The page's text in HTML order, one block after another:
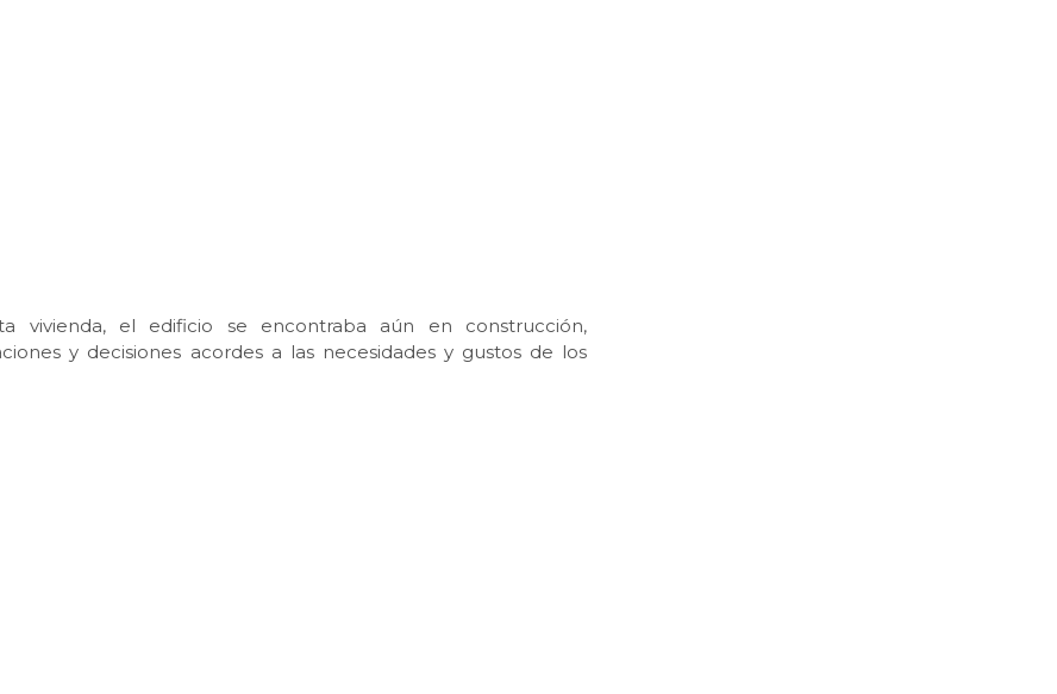
el edificio se encontraba aún en construcción,
y decisiones acordes a las necesidades y gustos de los